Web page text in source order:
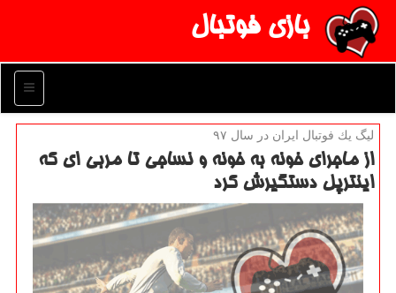
بازی فوتبال
منو
لیگ یك فوتبال ایران در سال ۹۷
از ماجرای خونه به خونه و نساجی تا مربی ای كه
اینترپل دستگیرش كرد